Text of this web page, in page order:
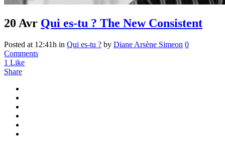
20 Avr Qui es-tu ? The New Consistent
Posted at 12:41h in Qui es-tu ? by Diane Arsène Simeon 0
Comments
1 Like
Share